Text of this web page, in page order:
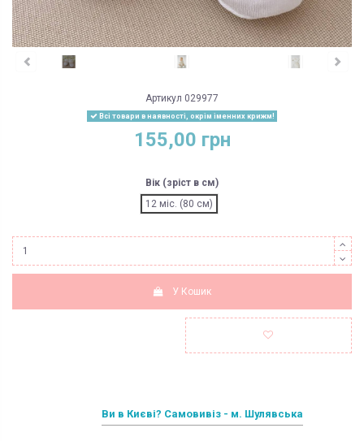
Артикул 029977
Всі товари в наявності, окрім іменних крижм!
155,00 грн
Вік (зріст в см)
12 міс. (80 см)
У Кошик
Ви в Києві? Самовивіз - м. Шулявська